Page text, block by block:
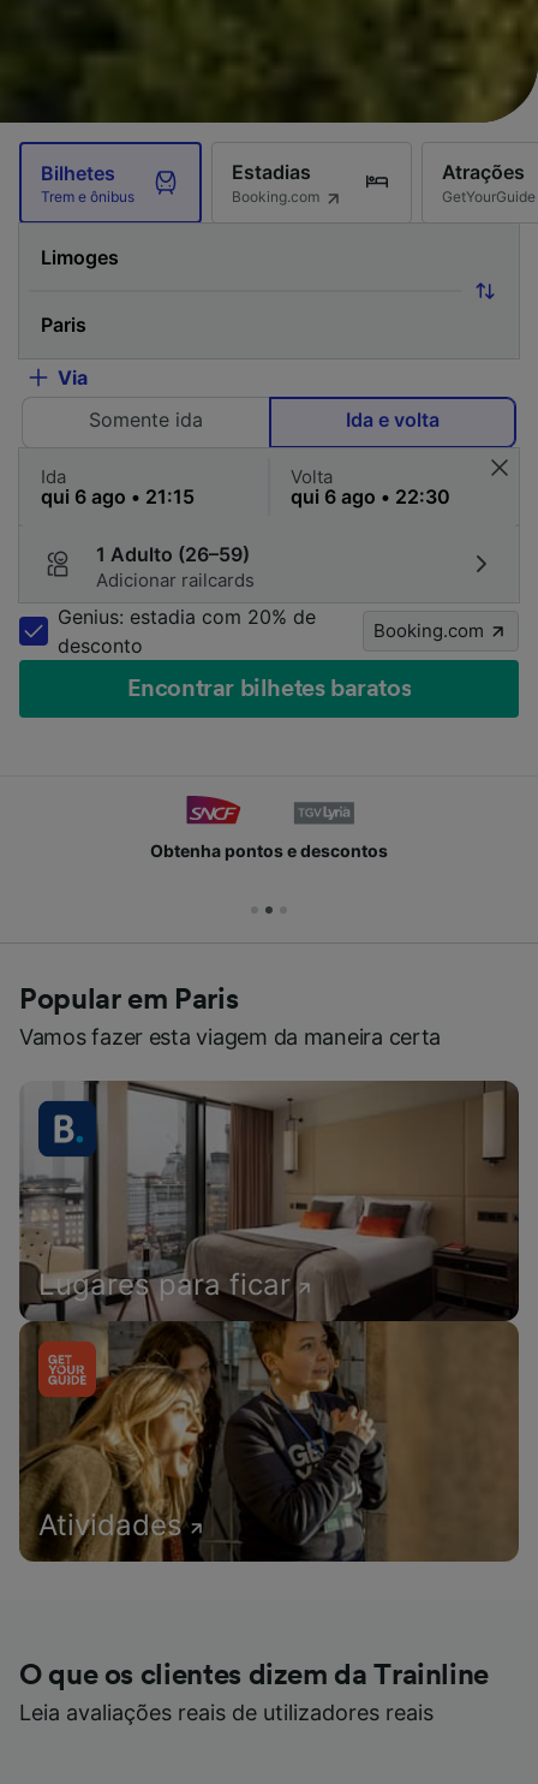
Bilhetes
Trem e ônibus
Estadias
Booking.com
Atrações
GetYourGuide
Via
Somente ida
Ida e volta
Ida Volta
1 Adulto (26–59)
Adicionar railcards
Genius: estadia com 20% de
desconto
Booking.com
Encontrar bilhetes baratos
Obtenha pontos e descontos
Popular em Paris
Vamos fazer esta viagem da maneira certa
Lugares para ficar
Atividades
O que os clientes dizem da Trainline
Leia avaliações reais de utilizadores reais